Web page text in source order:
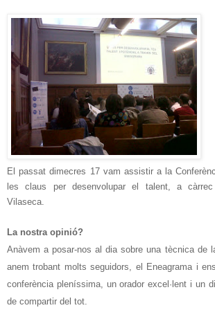
El passat dimecres 17 vam assistir a la
les claus per desenvolupar el talent, a
Vilaseca.
La nostra opinió?
Anàvem a posar-nos al dia sobre una tècnicade
anem trobant molts seguidors, el Eneagrama i
conferència pleníssima, un orador excel·lent i un
de compartir del tot.